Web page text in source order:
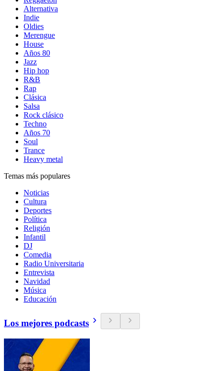
Alternativa
Indie
Oldies
Merengue
House
Años 80
Jazz
Hip hop
R&B
Rap
Clásica
Salsa
Rock clásico
Techno
Años 70
Soul
Trance
Heavy metal
Temas más populares
Noticias
Cultura
Deportes
Política
Religión
Infantil
DJ
Comedia
Radio Universitaria
Entrevista
Navidad
Música
Educación
Los mejores podcasts